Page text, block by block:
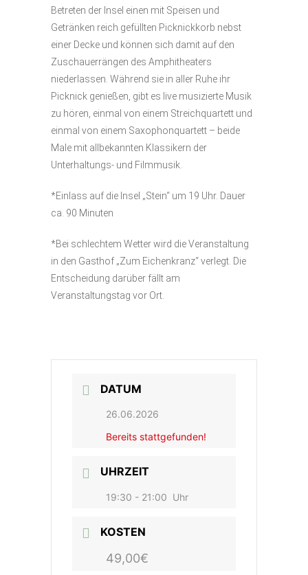
Betreten der Insel einen mit Speisen und
Getränken reich gefüllten Picknickkorb nebst
einer Decke und können sich damit auf den
Zuschauerrängen des Amphitheaters
niederlassen. Während sie in aller Ruhe ihr
Picknick genießen, gibt es live musizierte Musik
zu hören, einmal von einem Streichquartett und
einmal von einem Saxophonquartett – beide
Male mit allbekannten Klassikern der
Unterhaltungs- und Filmmusik.
*Einlass auf die Insel „Stein“ um 19 Uhr. Dauer
ca. 90 Minuten
*Bei schlechtem Wetter wird die Veranstaltung
in den Gasthof „Zum Eichenkranz“ verlegt. Die
Entscheidung darüber fällt am
Veranstaltungstag vor Ort.
DATUM
26.06.2026
Bereits stattgefunden!
UHRZEIT
19:30 - 21:00 Uhr
KOSTEN
49,00€